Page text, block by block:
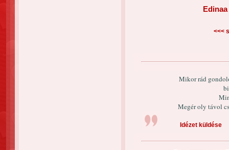
<<<
Mikor rád
Megér oly távol
Idézet küldése